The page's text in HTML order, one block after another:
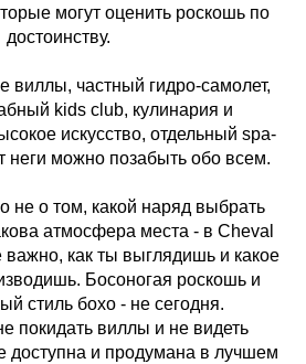
могут оценить роскошь по
достоинству.
частный гидро-самолет,
kids club, кулинария и
искусство, отдельный spa-
неги можно позабыть обо всем.
не о том, какой наряд выбрать
атмосфера места - в Cheval
важно, как ты выглядишь и какое
Босоногая роскошь и
стиль бохо - не сегодня.
покидать виллы и не видеть
доступна и продумана в лучшем